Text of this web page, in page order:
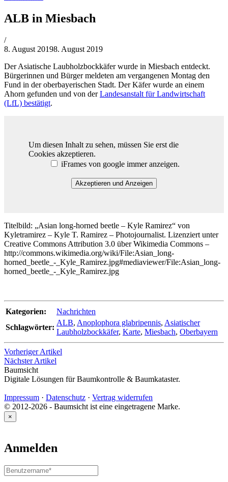
ALB in Miesbach
von
Philipp
/
8. August 20198. August 2019
Der Asiatische Laubholzbockkäfer wurde in Miesbach entdeckt.
Bürgerinnen und Bürger meldeten am vergangenen Montag den
Fund in der oberbayerischen Stadt. Der Käfer wurde an einem
Ahorn gefunden und von derLandesanstalt für Landwirtschaft
(LfL) bestätigt.
Um diesen Inhalt zu sehen, müssen Sie erst die
Cookies akzeptieren.
iFrames von google immer anzeigen.
Akzeptieren und Anzeigen
Titelbild: „Asian long-horned beetle – Kyle Ramirez“ von
Kyletramirez – Kyle T. Ramirez – Photojournalist. Lizenziert unter
Creative Commons Attribution 3.0 über Wikimedia Commons –
http://commons.wikimedia.org/wiki/File:Asian_long-
horned_beetle_-_Kyle_Ramirez.jpg#mediaviewer/File:Asian_long-
horned_beetle_-_Kyle_Ramirez.jpg
Kategorien:
Nachrichten
Schlagwörter:
ALB, Anoplophora glabripennis, Asiatischer
Laubholzbockkäfer, Karte, Miesbach, Oberbayern
Vorheriger Artikel
Nächster Artikel
Baumsicht
Digitale Lösungen für Baumkontrolle & Baumkataster.
Impressum · Datenschutz · Vertrag widerrufen
© 2012-2026 - Baumsicht ist eine eingetragene Marke.
×
Anmelden
Benutzername
oder